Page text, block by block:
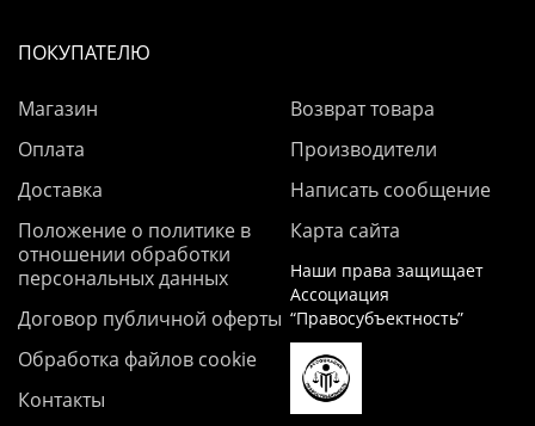
ПОКУПАТЕЛЮ
Магазин
Оплата
Доставка
Положение о политике в
отношении обработки
персональных данных
Договор публичной оферты
Обработка файлов cookie
Контакты
Возврат товара
Производители
Написать сообщение
Карта сайта
Наши права защищает
Ассоциация
“Правосубъектность”